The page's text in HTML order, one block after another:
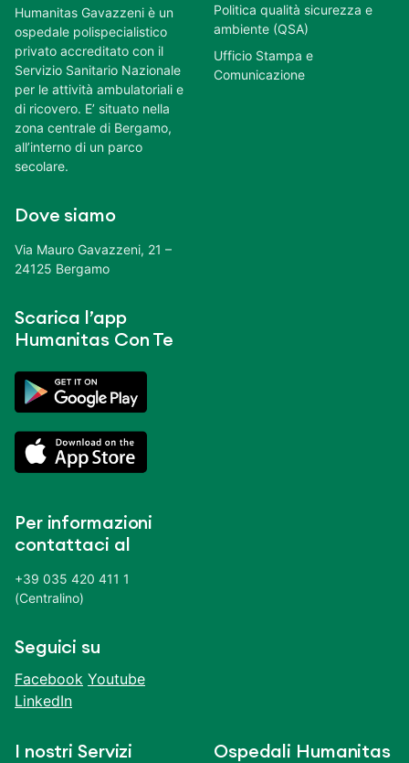
Humanitas Gavazzeni è un
ospedale polispecialistico
privato accreditato con il
Servizio Sanitario Nazionale
per le attività ambulatoriali e
di ricovero. E’ situato nella
zona centrale di Bergamo,
all’interno di un parco
secolare.
Dove siamo
Via Mauro Gavazzeni, 21 –
24125 Bergamo
Scarica l’app
Humanitas Con Te
Per informazioni
contattaci al
+39 035 420 411 1
(Centralino)
Seguici su
Facebook Youtube
LinkedIn
Politica qualità sicurezza e
ambiente (QSA)
Ufficio Stampa e
Comunicazione
I nostri Servizi Ospedali Humanitas